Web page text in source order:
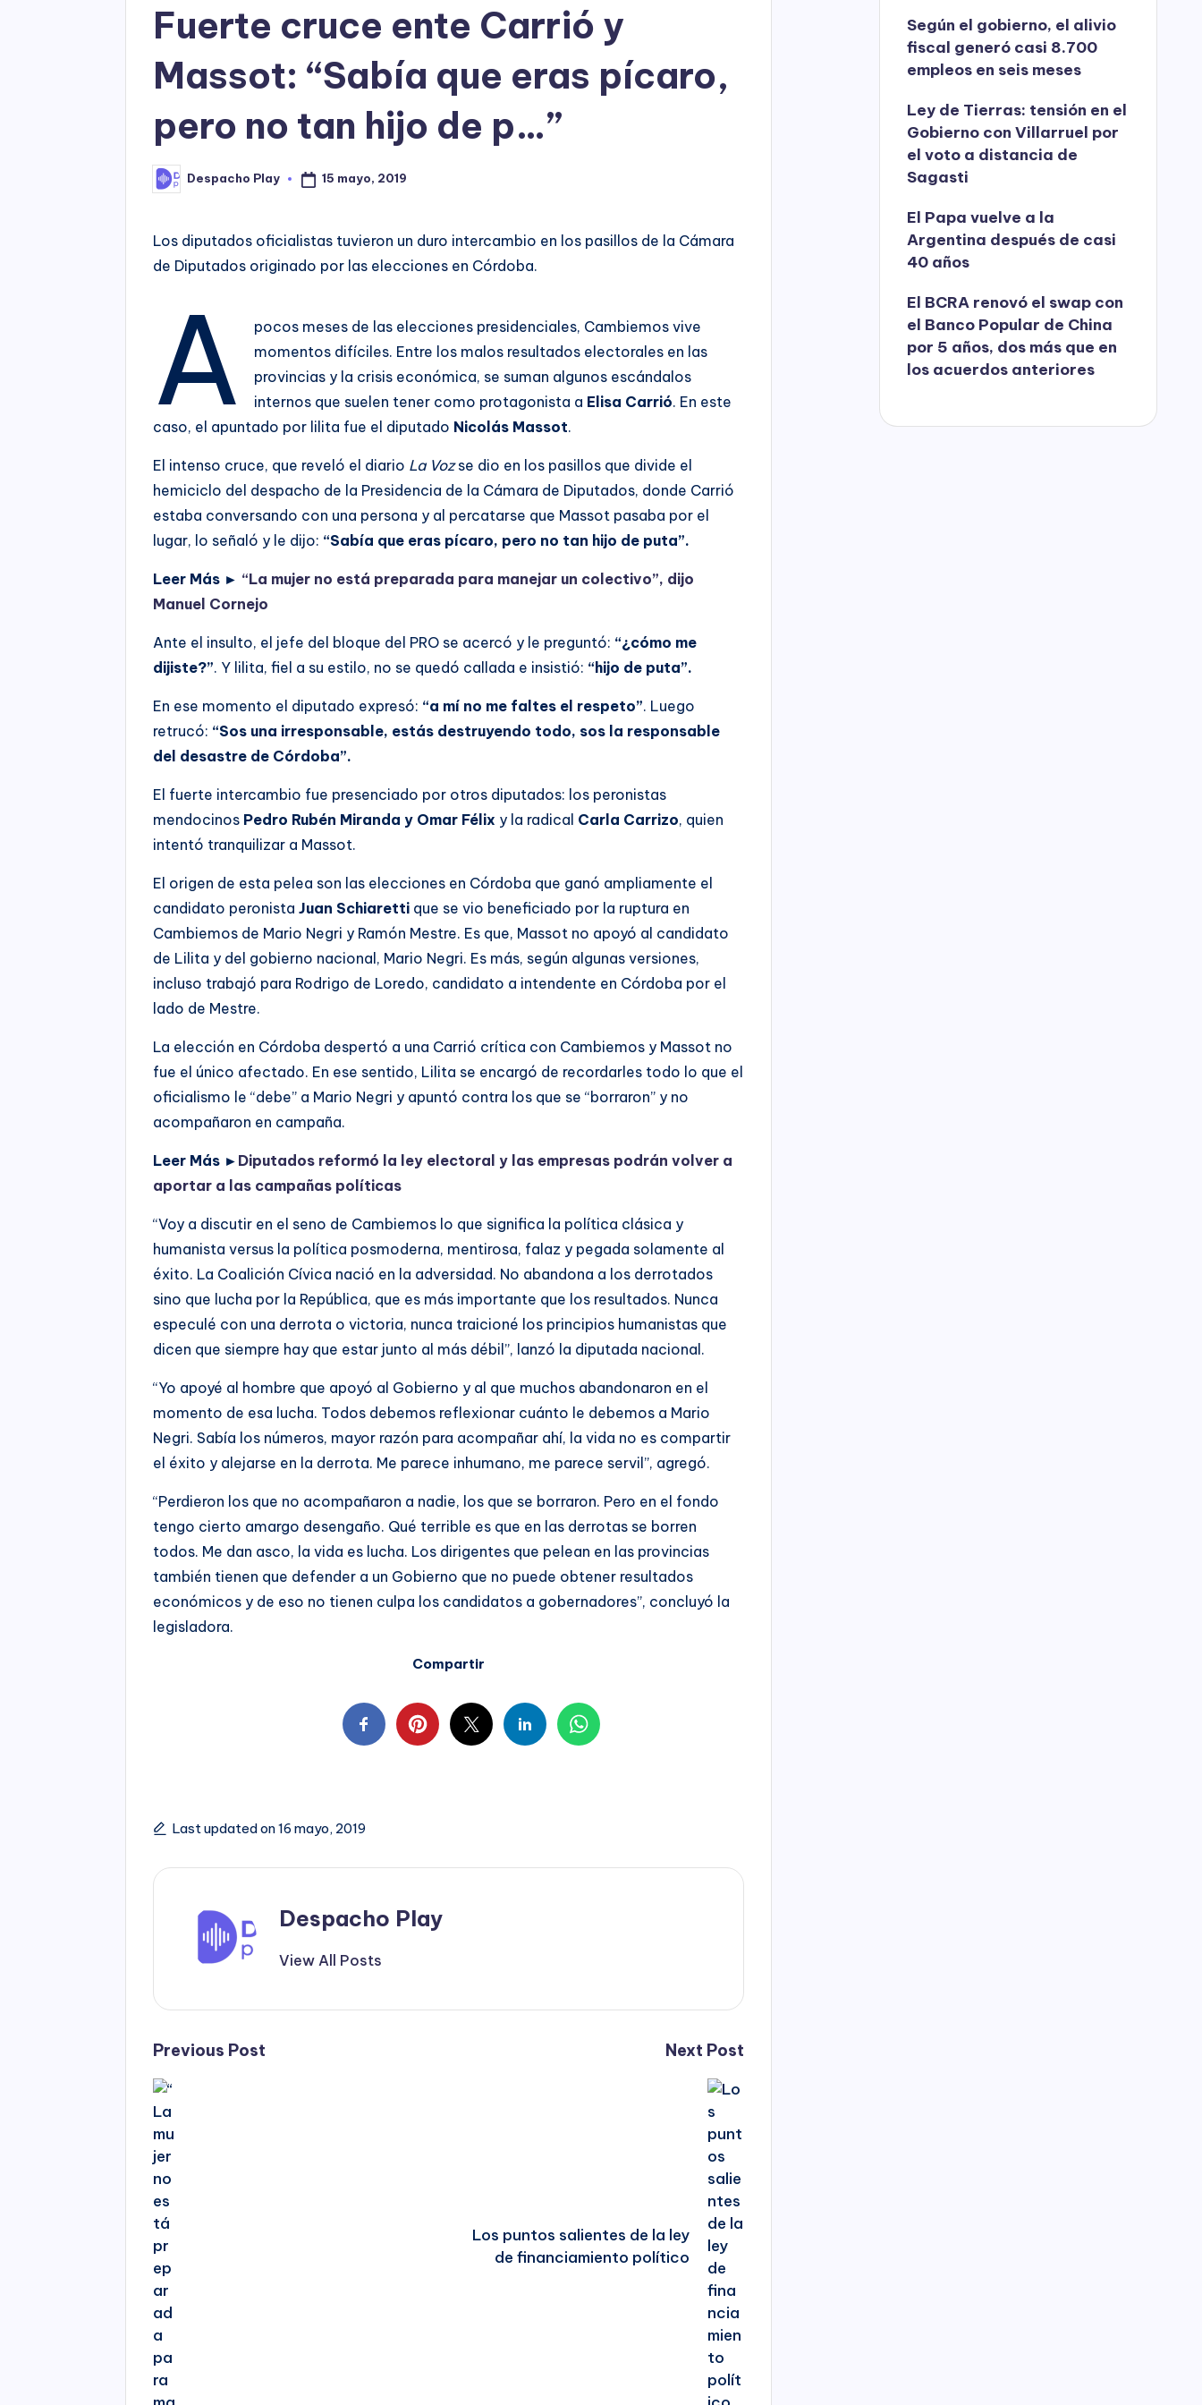
o
P
l
Fuerte cruce ente Carrió y
Massot: “Sabía que eras pícaro,
pero no tan hijo de p…”
Posted
by
Despacho Play 15 mayo, 2019
Los diputados oficialistas tuvieron un duro intercambio en los pasillos de la Cámara
de Diputados originado por las elecciones en Córdoba.
A
pocos meses de las elecciones presidenciales, Cambiemos vive
momentos difíciles. Entre los malos resultados electorales en las
provincias y la crisis económica, se suman algunos escándalos
internos que suelen tener como protagonista a Elisa Carrió. En este
caso, el apuntado por lilita fue el diputado Nicolás Massot.
El intenso cruce, que reveló el diario La Vozse dio en los pasillos que divide el
hemiciclo del despacho de la Presidencia de la Cámara de Diputados, donde Carrió
estaba conversando con una persona y al percatarse que Massot pasaba por el
lugar, lo señaló y le dijo: “Sabía que eras pícaro, pero no tan hijo de puta”.
Leer Más ► “La mujer no está preparada para manejar un colectivo”, dijo
Manuel Cornejo
Ante el insulto, el jefe del bloque del PRO se acercó y le preguntó: “¿cómo me
dijiste?”. Y lilita, fiel a su estilo, no se quedó callada e insistió: “hijo de puta”.
En ese momento el diputado expresó: “a mí no me faltes el respeto”. Luego
retrucó: “Sos una irresponsable, estás destruyendo todo, sos la responsable
del desastre de Córdoba”.
El fuerte intercambio fue presenciado por otros diputados: los peronistas
mendocinos Pedro Rubén Miranda y Omar Félix y la radical Carla Carrizo, quien
intentó tranquilizar a Massot.
El origen de esta pelea son las elecciones en Córdoba que ganó ampliamente el
candidato peronistaJuan Schiaretti que se vio beneficiado por la ruptura en
Cambiemos de Mario Negri y Ramón Mestre. Es que, Massot no apoyó al candidato
de Lilita y del gobierno nacional, Mario Negri. Es más, según algunas versiones,
incluso trabajó para Rodrigo de Loredo, candidato a intendente en Córdoba por el
lado de Mestre.
La elección en Córdoba despertó a una Carrió crítica con Cambiemos y Massot no
fue el único afectado. En ese sentido, Lilita se encargó de recordarles todo lo que el
oficialismo le “debe” a Mario Negri y apuntó contra los que se “borraron” y no
acompañaron en campaña.
Leer Más ► Diputados reformó la ley electoral y las empresas podrán volver a
aportar a las campañas políticas
“Voy a discutir en el seno de Cambiemos lo que significa la política clásica y
humanista versus la política posmoderna, mentirosa, falaz y pegada solamente al
éxito. La Coalición Cívica nació en la adversidad. No abandona a los derrotados
sino que lucha por la República, que es más importante que los resultados. Nunca
especulé con una derrota o victoria, nunca traicioné los principios humanistas que
dicen que siempre hay que estar junto al más débil”, lanzó la diputada nacional.
“Yo apoyé al hombre que apoyó al Gobierno y al que muchos abandonaron en el
momento de esa lucha. Todos debemos reflexionar cuánto le debemos a Mario
Negri. Sabía los números, mayor razón para acompañar ahí, la vida no es compartir
el éxito y alejarse en la derrota. Me parece inhumano, me parece servil”, agregó.
“Perdieron los que no acompañaron a nadie, los que se borraron. Pero en el fondo
tengo cierto amargo desengaño. Qué terrible es que en las derrotas se borren
todos. Me dan asco, la vida es lucha. Los dirigentes que pelean en las provincias
también tienen que defender a un Gobierno que no puede obtener resultados
económicos y de eso no tienen culpa los candidatos a gobernadores”, concluyó la
legisladora.
Compartir
Last updated on 16 mayo, 2019
Despacho Play
View All Posts
Post
navigation
Previous Post Next Post
Los puntos salientes de la ley
de financiamiento político
Según el gobierno, el alivio
fiscal generó casi 8.700
empleos en seis meses
Ley de Tierras: tensión en el
Gobierno con Villarruel por
el voto a distancia de
Sagasti
El Papa vuelve a la
Argentina después de casi
40 años
El BCRA renovó el swap con
el Banco Popular de China
por 5 años, dos más que en
los acuerdos anteriores